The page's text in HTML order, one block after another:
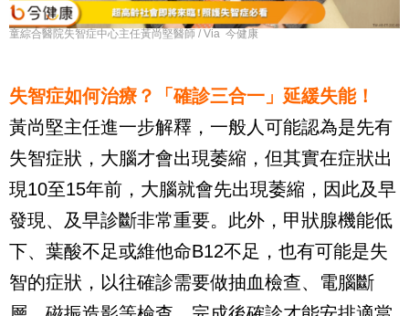
童綜合醫院失智症中心主任黃尚堅醫師 / Via 今健康
失智症如何治療？「確診三合一」延緩失能！
黃尚堅主任進一步解釋，一般人可能認為是先有
失智症狀，大腦才會出現萎縮，但其實在症狀出
現10至15年前，大腦就會先出現萎縮，因此及早
發現、及早診斷非常重要。此外，甲狀腺機能低
下、葉酸不足或維他命B12不足，也有可能是失
智的症狀，以往確診需要做抽血檢查、電腦斷